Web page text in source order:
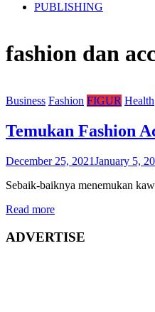
PUBLISHING
fashion dan
Business Fashion FIGUR Health
Temukan Fashion
December 25, 2021January 5,
Sebaik-baiknya menemukan
Read more
ADVERTISE